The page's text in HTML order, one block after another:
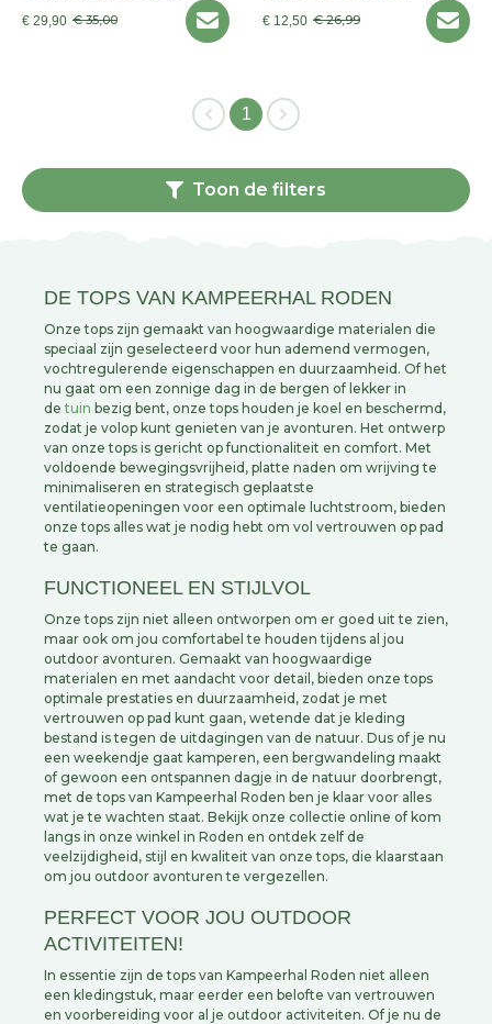
€ 29,90 € 35,00 € 12,50 € 26,99
1
Toon de filters
DE TOPS VAN KAMPEERHAL RODEN
Onze tops zijn gemaakt van hoogwaardige materialen die
speciaal zijn geselecteerd voor hun ademend vermogen,
vochtregulerende eigenschappen en duurzaamheid. Of het
nu gaat om een zonnige dag in de bergen of lekker in
detuin bezig bent, onze tops houden je koel en beschermd,
zodat je volop kunt genieten van je avonturen. Het ontwerp
van onze tops is gericht op functionaliteit en comfort. Met
voldoende bewegingsvrijheid, platte naden om wrijving te
minimaliseren en strategisch geplaatste
ventilatieopeningen voor een optimale luchtstroom, bieden
onze tops alles wat je nodig hebt om vol vertrouwen op pad
te gaan.
FUNCTIONEEL EN STIJLVOL
Onze tops zijn niet alleen ontworpen om er goed uit te zien,
maar ook om jou comfortabel te houden tijdens al jou
outdoor avonturen. Gemaakt van hoogwaardige
materialen en met aandacht voor detail, bieden onze tops
optimale prestaties en duurzaamheid, zodat je met
vertrouwen op pad kunt gaan, wetende dat je kleding
bestand is tegen de uitdagingen van de natuur. Dus of je nu
een weekendje gaat kamperen, een bergwandeling maakt
of gewoon een ontspannen dagje in de natuur doorbrengt,
met de tops van Kampeerhal Roden ben je klaar voor alles
wat je te wachten staat. Bekijk onze collectie online of kom
langs in onze winkel in Roden en ontdek zelf de
veelzijdigheid, stijl en kwaliteit van onze tops, die klaarstaan
om jou outdoor avonturen te vergezellen.
PERFECT VOOR JOU OUTDOOR
ACTIVITEITEN!
In essentie zijn de tops van Kampeerhal Roden niet alleen
een kledingstuk, maar eerder een belofte van vertrouwen
en voorbereiding voor al je outdoor activiteiten. Of je nu de